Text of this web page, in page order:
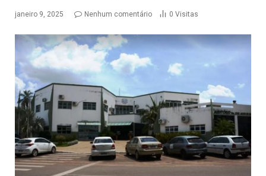
janeiro 9, 2025 Nenhum comentário 0 Visitas